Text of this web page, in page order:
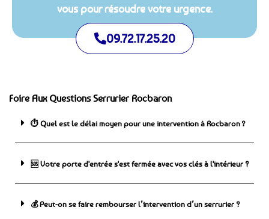
vous pour résoudre votre urgence.
09.72.17.25.20
Foire Aux Questions Serrurier Rocbaron
⏱️ Quel est le délai moyen pour une intervention à Rocbaron ?
🆘 ️Votre porte d'entrée s'est fermée avec vos clés à l'intérieur ?
💰 Peut-on se faire rembourser l’intervention d’un serrurier ?